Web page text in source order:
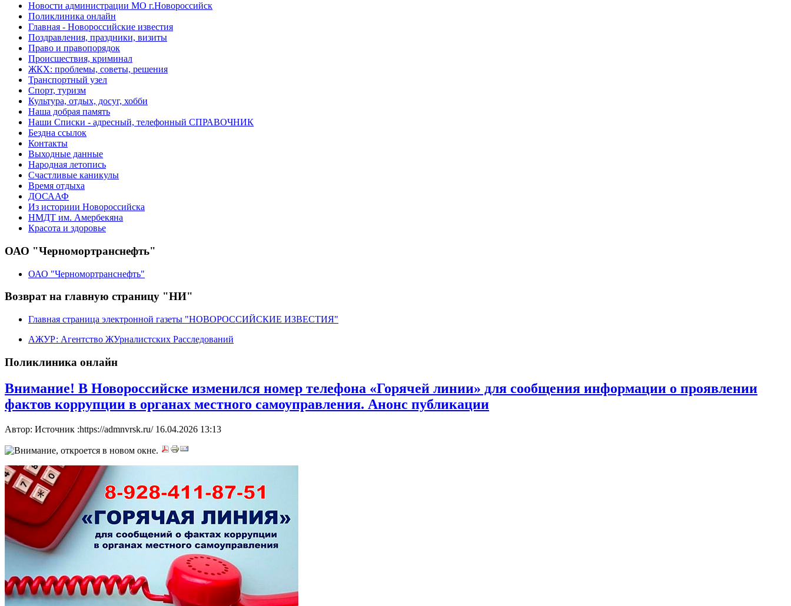
Новости администрации МО г.Новороссийск
Поликлиника онлайн
Главная - Новороссийские известия
Поздравления, праздники, визиты
Право и правопорядок
Происшествия, криминал
ЖКХ: проблемы, советы, решения
Транспортный узел
Спорт, туризм
Культура, отдых, досуг, хобби
Наша добрая память
Наши Списки - адресный, телефонный СПРАВОЧНИК
Бездна ссылок
Контакты
Выходные данные
Народная летопись
Счастливые каникулы
Время отдыха
ДОСААФ
Из историии Новороссийска
НМДТ им. Амербекяна
Красота и здоровье
ОАО "Черномортранснефть"
ОАО "Черномортранснефть"
Возврат на главную страницу "НИ"
Главная страница электронной газеты "НОВОРОССИЙСКИЕ ИЗВЕСТИЯ"
АЖУР: Агентство ЖУрналистских Расследований
Поликлиника онлайн
Внимание! В Новороссийске изменился номер телефона «Горячей линии» для сообщения информации о проявлении
фактов коррупции в органах местного самоуправления. Анонс публикации
Автор: Источник :https://admnvrsk.ru/ 16.04.2026 13:13